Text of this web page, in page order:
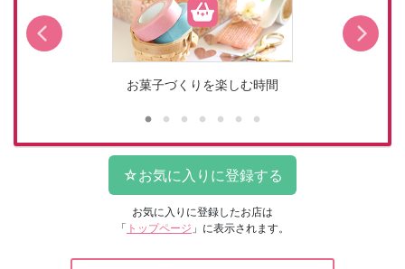
お菓子づくりを楽しむ時間
お気に入りに登録したお店は
「 トップページ 」に表示されます。